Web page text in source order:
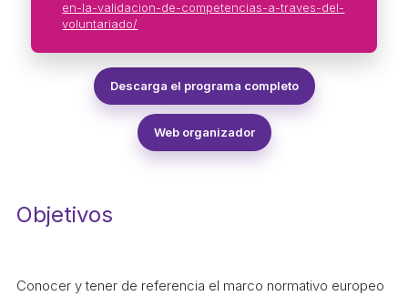
en-la-validacion-de-competencias-a-traves-del-
voluntariado/
Descarga el programa completo
Web organizador
Objetivos
Conocer y tener de referencia el marco normativo europeo
ACCIÓ SOCIAL I JOVES
ESPLAIS
SUPORT TERCER SECTOR